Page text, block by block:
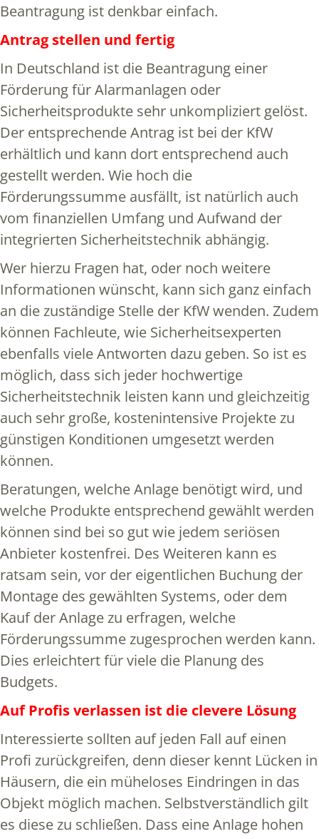
Beantragung ist denkbar einfach.
Antrag stellen und fertig
In Deutschland ist die Beantragung einer
Förderung für Alarmanlagen oder
Sicherheitsprodukte sehr unkompliziert gelöst.
Der entsprechende Antrag ist bei der KfW
erhältlich und kann dort entsprechend auch
gestellt werden. Wie hoch die
Förderungssumme ausfällt, ist natürlich auch
vom finanziellen Umfang und Aufwand der
integrierten Sicherheitstechnik abhängig.
Wer hierzu Fragen hat, oder noch weitere
Informationen wünscht, kann sich ganz einfach
an die zuständige Stelle der KfW wenden. Zudem
können Fachleute, wie Sicherheitsexperten
ebenfalls viele Antworten dazu geben. So ist es
möglich, dass sich jeder hochwertige
Sicherheitstechnik leisten kann und gleichzeitig
auch sehr große, kostenintensive Projekte zu
günstigen Konditionen umgesetzt werden
können.
Beratungen, welche Anlage benötigt wird, und
welche Produkte entsprechend gewählt werden
können sind bei so gut wie jedem seriösen
Anbieter kostenfrei. Des Weiteren kann es
ratsam sein, vor der eigentlichen Buchung der
Montage des gewählten Systems, oder dem
Kauf der Anlage zu erfragen, welche
Förderungssumme zugesprochen werden kann.
Dies erleichtert für viele die Planung des
Budgets.
Auf Profis verlassen ist die clevere Lösung
Interessierte sollten auf jeden Fall auf einen
Profi zurückgreifen, denn dieser kennt Lücken in
Häusern, die ein müheloses Eindringen in das
Objekt möglich machen. Selbstverständlich gilt
es diese zu schließen. Dass eine Anlage hohen